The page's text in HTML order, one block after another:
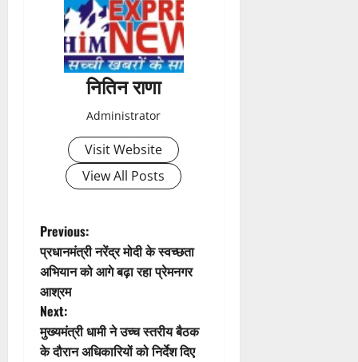
t
i
o
n
नितिन राणा
Administrator
Visit Website
View All Posts
P
o
s
t
Previous:
प्रधानमंत्री नरेंद्र मोदी के स्वच्छता
अभियान को आगे बढ़ा रहा प्रेमनगर
आश्रम
Next:
मुख्यमंत्री धामी ने उच्च स्तरीय बैठक
के दौरान अधिकारियों को निर्देश दिए